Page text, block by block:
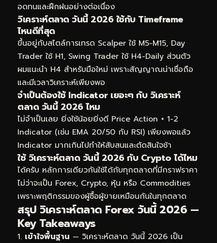
อดทนและฝึกฝนอย่างต่อเนื่อง
วิเคราะห์ตลาด วันนี้ 2026 ใช้กับ Timeframe
ไหนดีที่สุด
ขึ้นอยู่กับสไตล์การเทรด Scalper ใช้ M5-M15, Day
Trader ใช้ H1, Swing Trader ใช้ H4-Daily ส่วนตัว
ผมแนะนำ H4 สำหรับมือใหม่ เพราะสัญญาณน่าเชื่อถือ
และมีเวลาวิเคราะห์เพียงพอ
จำเป็นต้องใช้ Indicator เยอะๆ กับ วิเคราะห์
ตลาด วันนี้ 2026 ไหม
ไม่จำเป็นเลย ยิ่งใช้น้อยยิ่งดี Price Action + 1-2
Indicator (เช่น EMA 20/50 กับ RSI) เพียงพอแล้ว
Indicator มากเกินไปทำให้สับสนและตัดสินใจช้า
ใช้ วิเคราะห์ตลาด วันนี้ 2026 กับ Crypto ได้ไหม
ได้ครับ หลักการเดียวกันใช้ได้กับทุกตลาดที่มีกราฟราคา
ไม่ว่าจะเป็น Forex, Crypto, หุ้น หรือ Commodities
เพราะพฤติกรรมของผู้ซื้อผู้ขายเหมือนกันในทุกตลาด
สรุป วิเคราะห์ตลาด Forex วันนี้ 2026 —
Key Takeaways
เข้าใจพื้นฐาน — วิเคราะห์ตลาด วันนี้ 2026 เป็น